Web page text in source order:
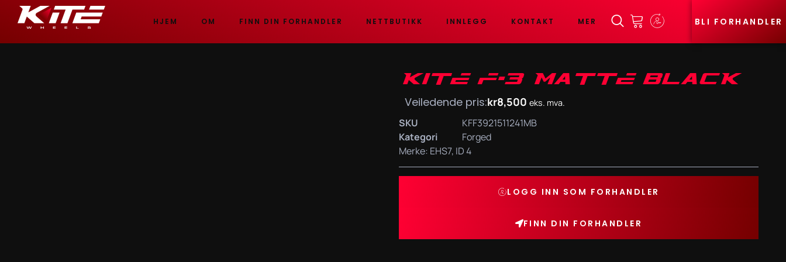
HJEM OM FINN DIN FORHANDLER NETTBUTIKK INNLEGG KONTAKT MER BLI FORHANDLER
KITE F-3 MATTE BLACK
Veiledende pris:kr8,500 eks. mva.
SKU
KFF3921511241MB
Kategori
Forged
Merke: EHS7, ID 4
LOGG INN SOM FORHANDLER
FINN DIN FORHANDLER